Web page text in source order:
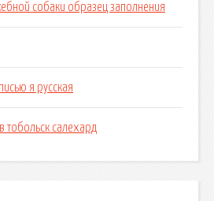
собаки образец заполнения
я русская
тобольск салехард